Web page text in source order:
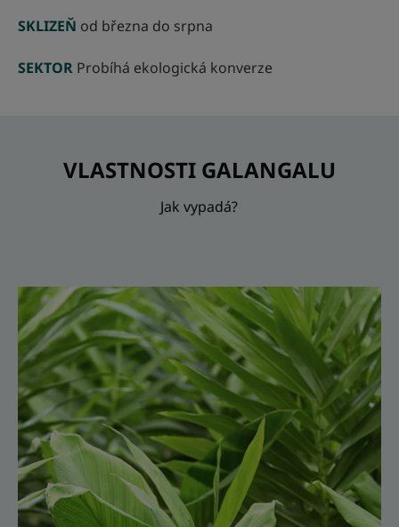
SKLIZEŇ od března do srpna
SEKTOR Probíhá ekologická konverze
VLASTNOSTI GALANGALU
Jak vypadá?